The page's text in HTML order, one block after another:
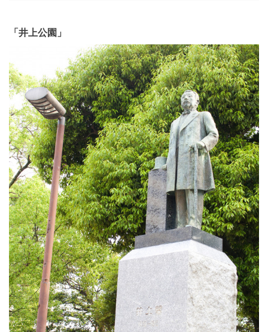
「井上公園」